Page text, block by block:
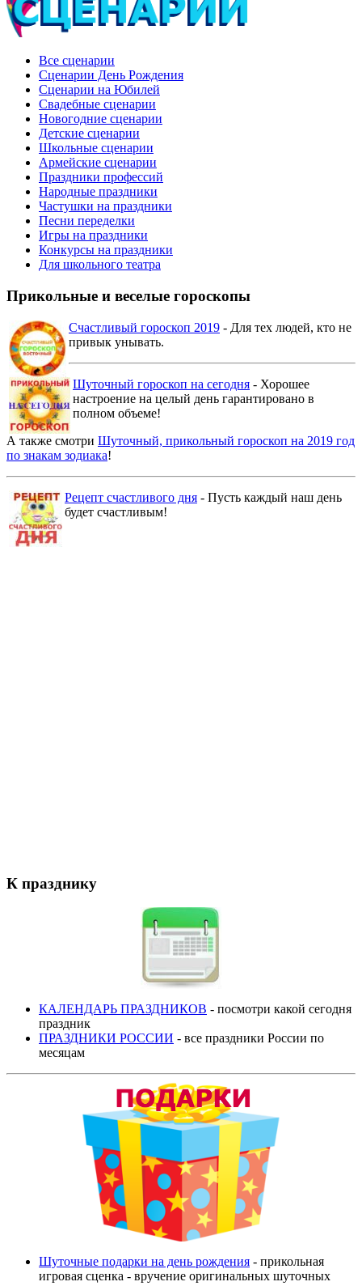
Все сценарии
Сценарии День Рождения
Сценарии на Юбилей
Свадебные сценарии
Новогодние сценарии
Детские сценарии
Школьные сценарии
Армейские сценарии
Праздники профессий
Народные праздники
Частушки на праздники
Песни переделки
Игры на праздники
Конкурсы на праздники
Для школьного театра
Прикольные и веселые гороскопы
Счастливый гороскоп 2019 - Для тех людей, кто не
привык унывать.
Шуточный гороскоп на сегодня - Хорошее
настроение на целый день гарантировано в
полном объеме!
А также смотри Шуточный, прикольный гороскоп на 2019 год
по знакам зодиака!
Рецепт счастливого дня - Пусть каждый наш день
будет счастливым!
К празднику
КАЛЕНДАРЬ ПРАЗДНИКОВ - посмотри какой сегодня
праздник
ПРАЗДНИКИ РОССИИ - все праздники России по
месяцам
Шуточные подарки на день рождения - прикольная
игровая сценка - вручение оригинальных шуточных